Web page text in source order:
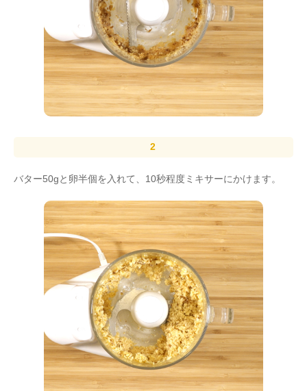
バター50gと卵半個を入れて、10秒程度ミキサーにかけます。